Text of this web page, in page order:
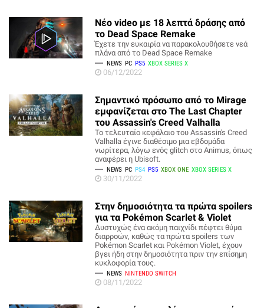
Νέο video με 18 λεπτά δράσης από
το Dead Space Remake
Έχετε την ευκαιρία να παρακολουθήσετε νεά
πλάνα από το Dead Space Remake
NEWS PC PS5 XBOX SERIES X
06/12/2022
Σημαντικό πρόσωπο από το Mirage
εμφανίζεται στο The Last Chapter
του Assassin's Creed Valhalla
Το τελευταίο κεφάλαιο του Assassin's Creed
Valhalla έγινε διαθέσιμο μια εβδομάδα
νωρίτερα, λόγω ενός glitch στο Animus, όπως
αναφέρει η Ubisoft.
NEWS PC PS4 PS5 XBOX ONE XBOX SERIES X
30/11/2022
Στην δημοσιότητα τα πρώτα spoilers
για τα Pokémon Scarlet & Violet
Δυστυχώς ένα ακόμη παιχνίδι πέφτει θύμα
διαρροών, καθώς τα πρώτα spoilers των
Pokémon Scarlet και Pokémon Violet, έχουν
βγει ήδη στην δημοσιότητα πριν την επίσημη
κυκλοφορία τους.
NEWS NINTENDO SWITCH
08/11/2022